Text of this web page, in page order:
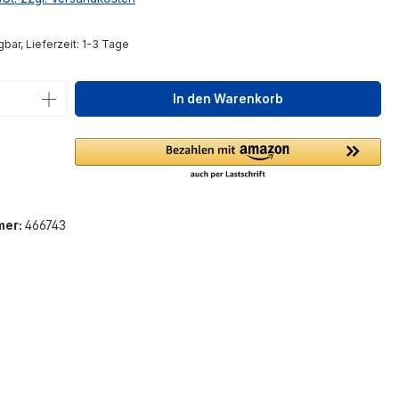
Lieferzeit: 1-3 Tage
Anzahl: Gib den gewünschten Wert
In den Warenkorb
466743